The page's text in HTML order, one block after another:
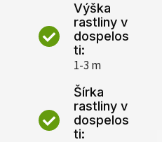
Výška
rastliny v
dospelos
ti:
1-3 m
Šírka
rastliny v
dospelos
ti: